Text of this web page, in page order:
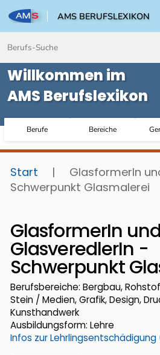
AMS BERUFSLEXIKON
Willkommen im
AMS Berufslexikon
Berufe Bereiche
Start |
GlasformerIn
Schwerpunkt Glasmalerei
GlasformerIn und
GlasveredlerIn -
Schwerpunkt
Berufsbereiche: Bergbau,
Stein / Medien, Grafik, Design,
Kunsthandwerk
Ausbildungsform: Lehre
Infos zur